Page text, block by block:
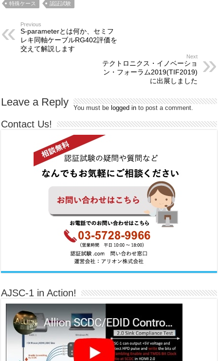
特殊ケース
認証試験
Previous
S-parameterとは何か、セミフ
レキ同軸ケーブルRG402評価を
交えて解説します
Next
テクトロニクス・イノベーショ
ン・フォーラム2019(TIF2019)
に出展しました
Leave a Reply You must be logged in to post a comment.
Contact Us!
AJSC-1 in Action!